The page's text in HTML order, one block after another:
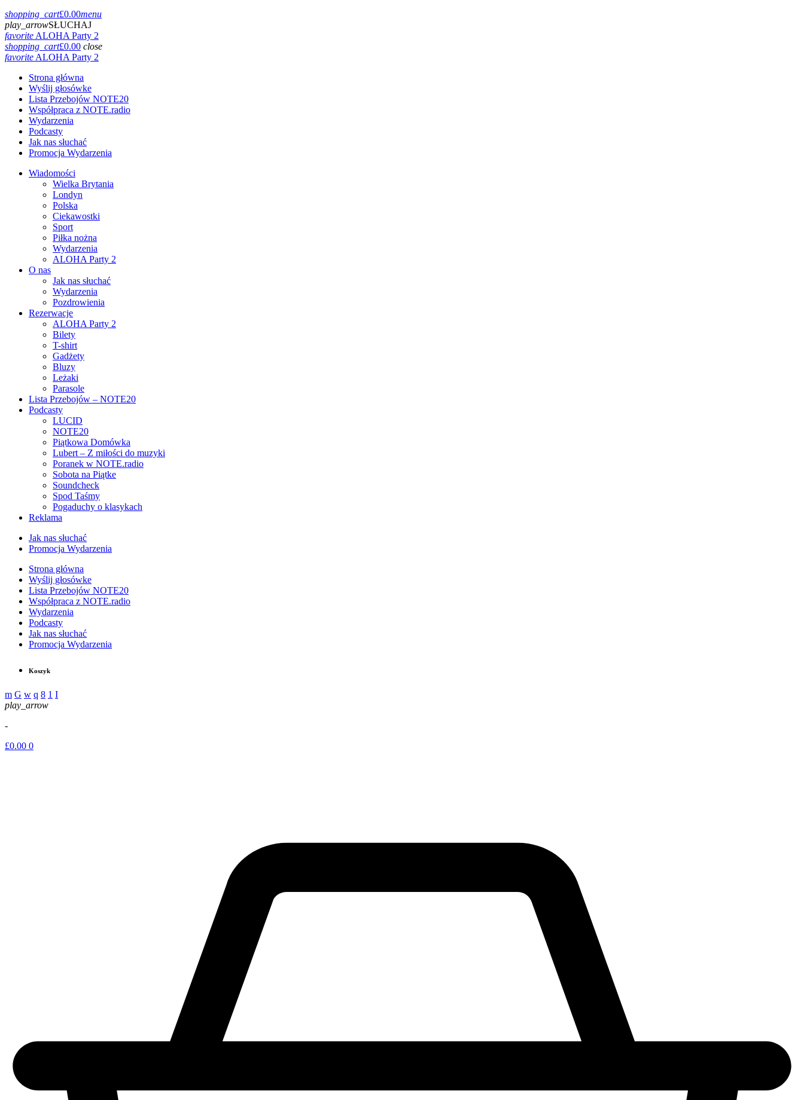
shopping_cart£0.00menu
play_arrowSŁUCHAJ
favoriteALOHA Party 2
shopping_cart£0.00 close
favoriteALOHA Party 2
Strona główna
Wyślij głosówke
Lista Przebojów NOTE20
Współpraca z NOTE.radio
Wydarzenia
Podcasty
Jak nas słuchać
Promocja Wydarzenia
Wiadomości
Wielka Brytania
Londyn
Polska
Ciekawostki
Sport
Piłka nożna
Wydarzenia
ALOHA Party 2
O nas
Jak nas słuchać
Wydarzenia
Pozdrowienia
Rezerwacje
ALOHA Party 2
Bilety
T-shirt
Gadżety
Bluzy
Leżaki
Parasole
Lista Przebojów – NOTE20
Podcasty
LUCID
NOTE20
Piątkowa Domówka
Lubert – Z miłości do muzyki
Poranek w NOTE.radio
Sobota na Piątke
Soundcheck
Spod Taśmy
Pogaduchy o klasykach
Reklama
Jak nas słuchać
Promocja Wydarzenia
Strona główna
Wyślij głosówke
Lista Przebojów NOTE20
Współpraca z NOTE.radio
Wydarzenia
Podcasty
Jak nas słuchać
Promocja Wydarzenia
Koszyk
play_arrow
-
£0.00 0